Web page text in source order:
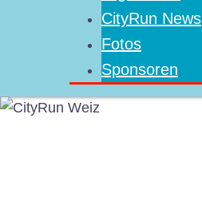
CityRun News
Fotos
Sponsoren